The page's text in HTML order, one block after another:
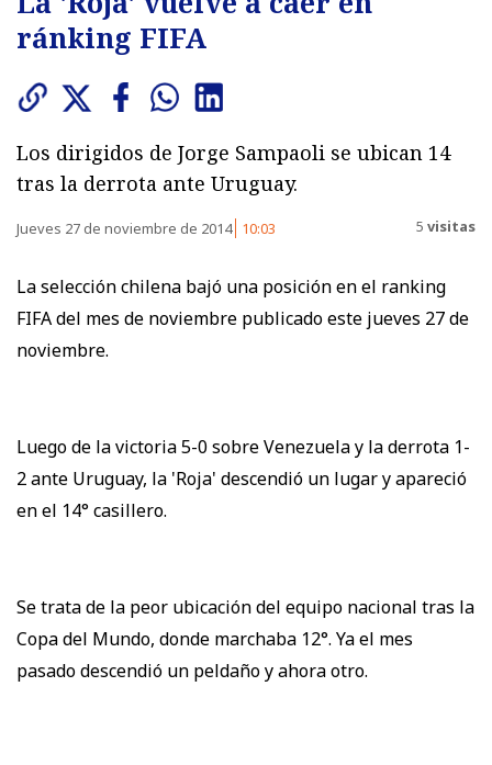
ránking FIFA
Los dirigidos de Jorge Sampaoli se ubican 14
tras la derrota ante Uruguay.
Jueves 27 de noviembre de 2014 10:03 5 visitas
La selección chilena bajó una posición en el ranking
FIFA del mes de noviembre publicado este jueves 27 de
noviembre.
Luego de la victoria 5-0 sobre Venezuela y la derrota 1-
2 ante Uruguay, la 'Roja' descendió un lugar y apareció
en el 14° casillero.
Se trata de la peor ubicación del equipo nacional tras la
Copa del Mundo, donde marchaba 12°. Ya el mes
pasado descendió un peldaño y ahora otro.